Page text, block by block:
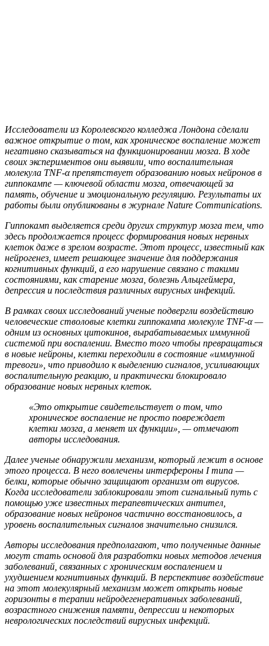
Исследователи из Королевского колледжа Лондона сделали
важное открытие о том, как хроническое воспаление может
негативно сказываться на функционировании мозга. В ходе
своих экспериментов они выявили, что воспалительная
молекула TNF-α препятствует образованию новых нейронов в
гиппокампе — ключевой области мозга, отвечающей за
память, обучение и эмоциональную регуляцию. Результаты их
работы были опубликованы в журнале Nature Communications.
Гиппокамп выделяется среди других структур мозга тем, что
здесь продолжается процесс формирования новых нервных
клеток даже в зрелом возрасте. Этот процесс, известный как
нейрогенез, имеет решающее значение для поддержания
когнитивных функций, а его нарушение связано с такими
состояниями, как старение мозга, болезнь Альцгеймера,
депрессия и последствия различных вирусных инфекций.
В рамках своих исследований ученые подвергли воздействию
человеческие стволовые клетки гиппокампа молекуле TNF-α —
одним из основных цитокинов, вырабатываемых иммунной
системой при воспалении. Вместо того чтобы превращаться
в новые нейроны, клетки переходили в состояние «иммунной
тревоги», что приводило к выделению сигналов, усиливающих
воспалительную реакцию, и практически блокировало
образование новых нервных клеток.
«Это открытие свидетельствует о том, что
хроническое воспаление не просто повреждает
клетки мозга, а меняет их функции», — отмечают
авторы исследования.
Далее ученые обнаружили механизм, который лежит в основе
этого процесса. В него вовлечены интерфероны I типа —
белки, которые обычно защищают организм от вирусов.
Когда исследователи заблокировали этот сигнальный путь с
помощью уже известных терапевтических антител,
образование новых нейронов частично восстановилось, а
уровень воспалительных сигналов значительно снизился.
Авторы исследования предполагают, что полученные данные
могут стать основой для разработки новых методов лечения
заболеваний, связанных с хроническим воспалением и
ухудшением когнитивных функций. В перспективе воздействие
на этот молекулярный механизм может открыть новые
горизонты в терапии нейродегенеративных заболеваний,
возрастного снижения памяти, депрессии и некоторых
неврологических последствий вирусных инфекций.